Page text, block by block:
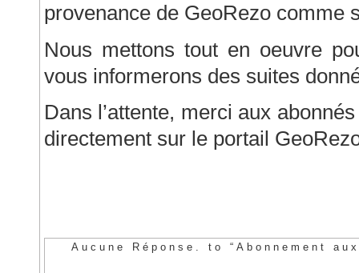
provenance de GeoRezo comme
Nous mettons tout en oeuvre
vous informerons des suites
Dans l’attente, merci aux
directement sur le portail
Aucune Réponse. to “Abonnement